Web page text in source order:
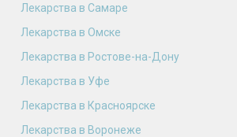
Лекарства в Самаре
Лекарства в Омске
Лекарства в Ростове-на-Дону
Лекарства в Уфе
Лекарства в Красноярске
Лекарства в Воронеже